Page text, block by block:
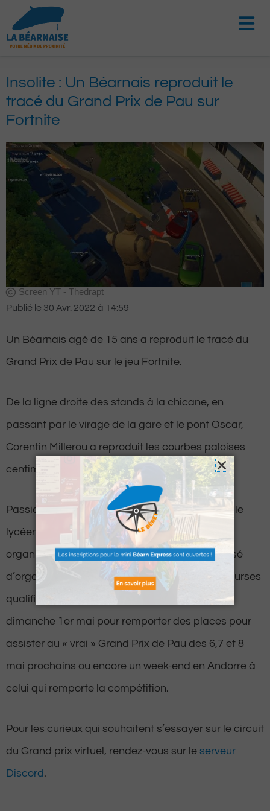
contenu
Insolite : Un Béarnais reproduit le
tracé du Grand Prix de Pau sur
Fortnite
Screen YT - Thedrapt
Publié le 30 Avr. 2022 à 14:59
Un Béarnais agé de 15 ans a reproduit le tracé du
Grand Prix de Pau sur le jeu Fortnite.
De la ligne droite des stands à la chicane, en
passant par le virage de la gare et le pont Oscar,
Corentin Millerou a reproduit les courbes paloises
centimètre par centimètre.
Passionné de sport automobile et de jeu vidéo, le
lycéen s’est d’ailleurs fait remarquer par les
organisateurs de l’événement qui lui ont proposé
d’organiser un Grand Prix virtuel. Après les 6 courses
qualificatives, les finalistes s’affronteront ce
dimanche 1er mai pour remporter des places pour
assister au « vrai » Grand Prix de Pau des 6,7 et 8
mai prochains ou encore un week-end en Andorre à
celui qui remporte la compétition.
Pour les curieux qui souhaitent s’essayer sur le circuit
du Grand prix virtuel, rendez-vous sur le serveur
Discord .